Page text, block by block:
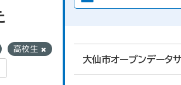
大仙市オープンデータ
高校生